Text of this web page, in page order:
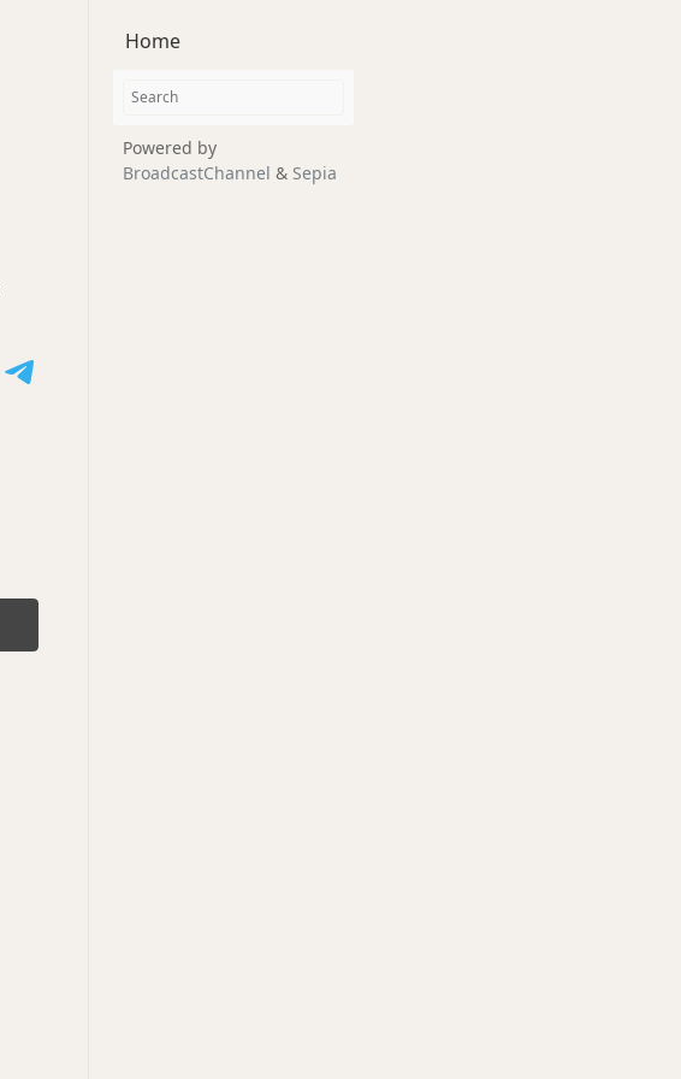
Home
Powered by
BroadcastChannel & Sepia